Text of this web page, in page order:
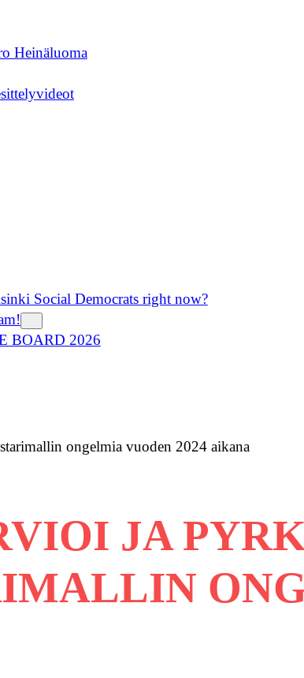
Heinäluoma
Social Democrats right now?
BOARD 2026
ongelmia vuoden 2024 aikana
JA